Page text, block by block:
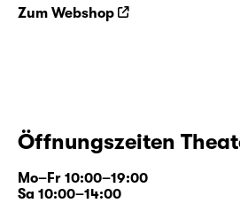
Zum Webshop
Öffnungszeiten
Mo–Fr 10:00–19:00
Sa 10:00–14:00